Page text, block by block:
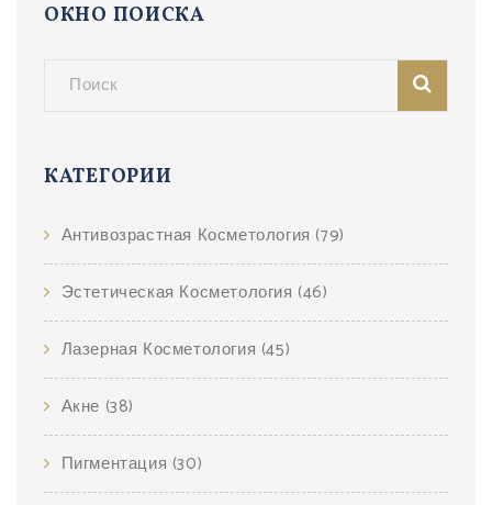
ОКНО ПОИСКА
КАТЕГОРИИ
Антивозрастная Косметология (79)
Эстетическая Косметология (46)
Лазерная Косметология (45)
Акне (38)
Пигментация (30)